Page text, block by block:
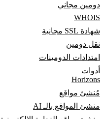
دومين مجاني
WHOIS
شهادة SSL مجانية
نقل دومين
امتدادات الدومينات
أدوات
Horizons
مُنشئ مواقع
منشئ المواقع بالـ AI